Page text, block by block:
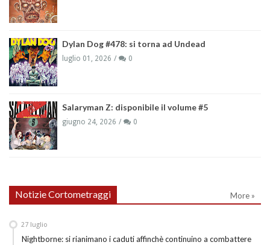
Dylan Dog #478: si torna ad Undead
luglio 01, 2026 0
Salaryman Z: disponibile il volume #5
giugno 24, 2026 0
Notizie Cortometraggi More »
Nightborne: si rianimano i caduti affinchè continuino a combattere
27 luglio